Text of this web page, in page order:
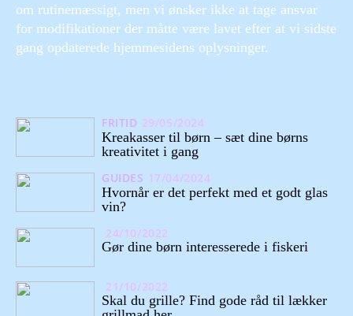
om rutinemæssigt, men vi ønsker ikke at tage ansvar
for modifikationer der måtte være lavet efter at vi sidste
gang opdaterede hjemmesidens oplysninger.
FRITID 29/05/2024
Kreakasser til børn – sæt dine børns
kreativitet i gang
GUIDES 17/04/2024
Hvornår er det perfekt med et godt glas
vin?
24/10/2022
Gør dine børn interesserede i fiskeri
21/10/2022
Skal du grille? Find gode råd til lækker